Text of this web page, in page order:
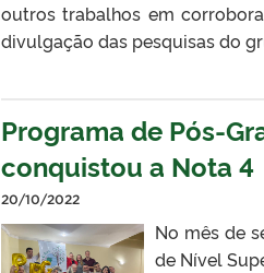
outros trabalhos em
divulgação das pesquisas do
Programa de Pós-
conquistou a Nota 4
20/10/2022
No mês de
de Nível